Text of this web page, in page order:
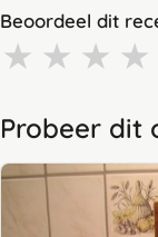
Beoordeel dit
★ ★ ★ ★
Probeer dit